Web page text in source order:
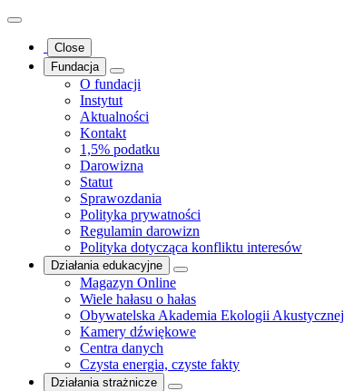
Close
Fundacja
O fundacji
Instytut
Aktualności
Kontakt
1,5% podatku
Darowizna
Statut
Sprawozdania
Polityka prywatności
Regulamin darowizn
Polityka dotycząca konfliktu interesów
Działania edukacyjne
Magazyn Online
Wiele hałasu o hałas
Obywatelska Akademia Ekologii Akustycznej
Kamery dźwiękowe
Centra danych
Czysta energia, czyste fakty
Działania strażnicze